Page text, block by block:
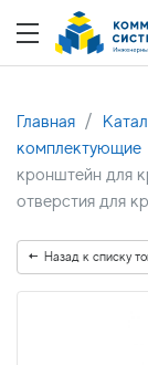
Главная
комплектующие
кронштейн для
отверстия для
Назад к списку